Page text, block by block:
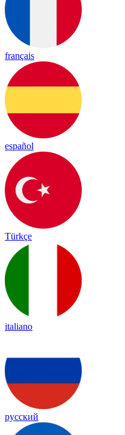
français
español
Türkçe
italiano
русский